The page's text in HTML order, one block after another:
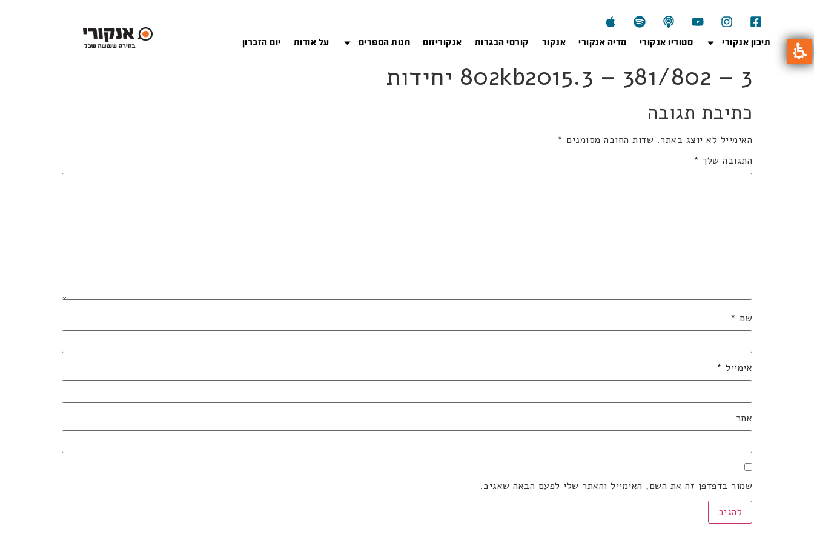
תיכון אנקורי סטודיו אנקורי מדיה אנקורי אנקור קורסי הבגרות אנקוריזום חנות הספרים על אודות יום הזכרון
802kb2015.3 – 381/802 – 3 יחידות
כתיבת תגובה
האימייל לא יוצג באתר. שדות החובה מסומנים *
התגובה שלך *
שם *
אימייל *
אתר
שמור בדפדפן זה את השם, האימייל והאתר שלי לפעם הבאה שאגיב.